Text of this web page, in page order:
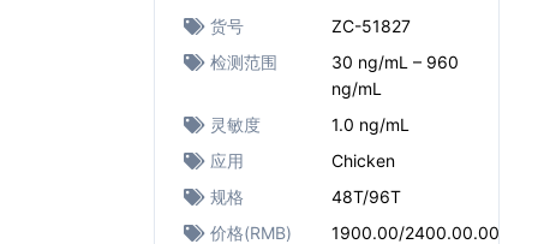
货号
ZC-51827
检测范围
30 ng/mL – 960
ng/mL
灵敏度
1.0 ng/mL
应用
Chicken
规格
48T/96T
价格(RMB)
1900.00/2400.00.00